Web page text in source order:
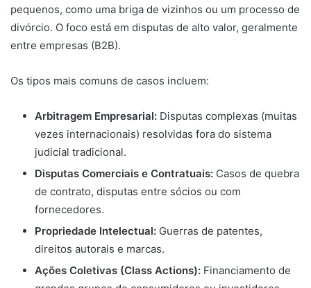
pequenos, como uma briga de vizinhos ou um processo de
divórcio. O foco está em disputas de alto valor, geralmente
entre empresas (B2B).
Os tipos mais comuns de casos incluem:
Arbitragem Empresarial: Disputas complexas (muitas
vezes internacionais) resolvidas fora do sistema
judicial tradicional.
Disputas Comerciais e Contratuais: Casos de quebra
de contrato, disputas entre sócios ou com
fornecedores.
Propriedade Intelectual: Guerras de patentes,
direitos autorais e marcas.
Ações Coletivas (Class Actions): Financiamento de